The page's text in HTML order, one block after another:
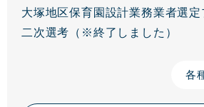
大塚地区保育園設計業務業者選
二次選考（※終了しました）
各